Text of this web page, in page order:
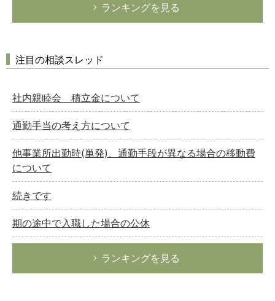
ランキングを見る
注目の相談スレッド
社内親睦会 積立金について
通勤手当の考え方について
他事業所出勤時(単発)、通勤手段が異なる場合の移動費
について
続きです
期の途中で入職した場合の公休
ランキングを見る